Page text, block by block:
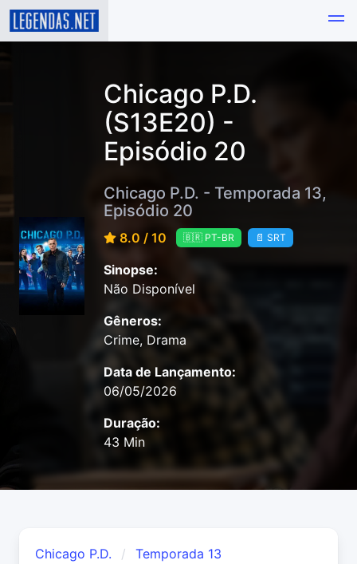
Chicago P.D.
(S13E20) -
Episódio 20
Chicago P.D. - Temporada 13,
Episódio 20
8.0 / 10 🇧🇷 PT-BR 📄 SRT
Sinopse:
Não Disponível
Gêneros:
Crime, Drama
Data de Lançamento:
06/05/2026
Duração:
43 Min
Chicago P.D.
Temporada 13